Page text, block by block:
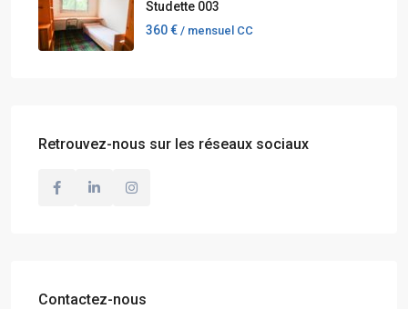
Studette 003
360 € / mensuel CC
Retrouvez-nous sur les réseaux sociaux
Contactez-nous